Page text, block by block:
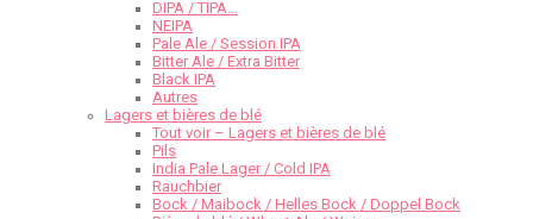
DIPA / TIPA…
NEIPA
Pale Ale / Session IPA
Bitter Ale / Extra Bitter
Black IPA
Autres
Lagers et bières de blé
Tout voir – Lagers et bières de blé
Pils
India Pale Lager / Cold IPA
Rauchbier
Bock / Maibock / Helles Bock / Doppel Bock